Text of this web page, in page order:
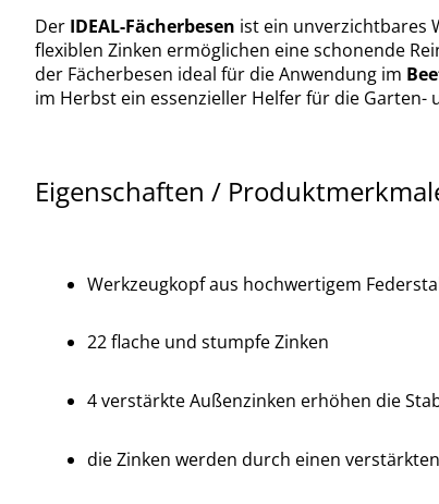
Der IDEAL-Fächerbesen ist ein unverzichtbares
flexiblen Zinken ermöglichen eine schonende
der Fächerbesen ideal für die Anwendung im
im Herbst ein essenzieller Helfer für die Garten-
Eigenschaften /
Werkzeugkopf aus hochwertigem
22 flache und stumpfe Zinken
4 verstärkte Außenzinken erhöhen die
die Zinken werden durch einen